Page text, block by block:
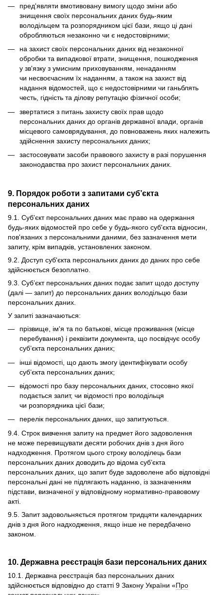
пред'являти вмотивовану вимогу щодо зміни або
знищення своїх персональних даних будь-яким
володільцем та розпорядником цієї бази, якщо ці дані
обробляються незаконно чи є недостовірними;
на захист своїх персональних даних від незаконної
обробки та випадкової втрати, знищення, пошкодження
у зв'язку з умисним приховуванням, ненаданням
чи несвоєчасним їх наданням, а також на захист від
надання відомостей, що є недостовірними чи ганьблять
честь, гідність та ділову репутацію фізичної особи;
звертатися з питань захисту своїх прав щодо
персональних даних до органів державної влади, органів
місцевого самоврядування, до повноважень яких належить
здійснення захисту персональних даних;
застосовувати засоби правового захисту в разі порушення
законодавства про захист персональних даних.
9. Порядок роботи з запитами суб’єкта
персональних даних
9.1. Суб'єкт персональних даних має право на одержання
будь-яких відомостей про себе у будь-якого суб'єкта відносин,
пов'язаних з персональними даними, без зазначення мети
запиту, крім випадків, установлених законом.
9.2. Доступ суб'єкта персональних даних до даних про себе
здійснюється безоплатно.
9.3. Суб’єкт персональних даних подає запит щодо доступу
(далі — запит) до персональних даних володільцю бази
персональних даних.
У запиті зазначаються:
прізвище, ім'я та по батькові, місце проживання (місце
перебування) і реквізити документа, що посвідчує особу
суб’єкта персональних даних;
інші відомості, що дають змогу ідентифікувати особу
суб’єкта персональних даних;
відомості про базу персональних даних, стосовно якої
подається запит, чи відомості про володільця
чи розпорядника цієї бази;
перелік персональних даних, що запитуються.
9.4. Строк вивчення запиту на предмет його задоволення
не може перевищувати десяти робочих днів з дня його
надходження. Протягом цього строку володілець бази
персональних даних доводить до відома суб’єкта
персональних даних, що запит буде задоволене або відповідні
персональні дані не підлягають наданню, із зазначенням
підстави, визначеної у відповідному нормативно-правовому
акті.
9.5. Запит задовольняється протягом тридцяти календарних
днів з дня його надходження, якщо інше не передбачено
законом.
10. Державна реєстрація бази персональних даних
10.1. Державна реєстрація баз персональних даних
здійснюється відповідно до статті 9 Закону України «Про